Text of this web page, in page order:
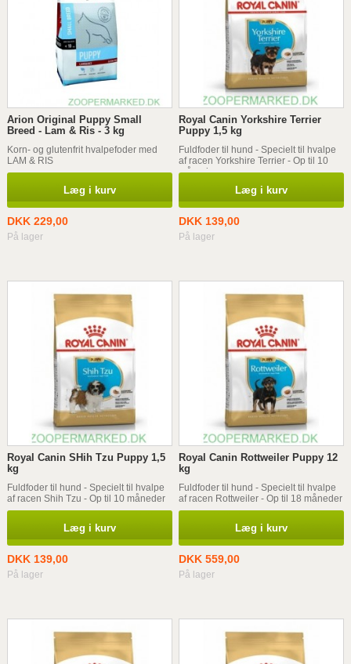
Arion Original Puppy Small
Breed - Lam & Ris - 3 kg
Korn- og glutenfrit hvalpefoder med
LAM & RIS
Læg i kurv
DKK 229,00
På lager
Royal Canin Yorkshire Terrier
Puppy 1,5 kg
Fuldfoder til hund - Specielt til hvalpe
af racen Yorkshire Terrier - Op til 10
måneder
Læg i kurv
DKK 139,00
På lager
Royal Canin SHih Tzu Puppy 1,5
kg
Fuldfoder til hund - Specielt til hvalpe
af racen Shih Tzu - Op til 10 måneder
Læg i kurv
DKK 139,00
På lager
Royal Canin Rottweiler Puppy 12
kg
Fuldfoder til hund - Specielt til hvalpe
af racen Rottweiler - Op til 18 måneder
Læg i kurv
DKK 559,00
På lager